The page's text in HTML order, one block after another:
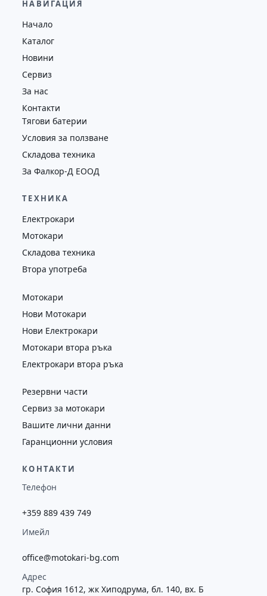
4352
НАВИГАЦИЯ
Начало
Каталог
Новини
Сервиз
За нас
Контакти
Тягови батерии
Условия за ползване
Складова техника
За Фалкор-Д ЕООД
ТЕХНИКА
Електрокари
Мотокари
Складова техника
Втора употреба
Мотокари
Нови Мотокари
Нови Електрокари
Мотокари втора ръка
Електрокари втора ръка
Резервни части
Сервиз за мотокари
Вашите лични данни
Гаранционни условия
КОНТАКТИ
Телефон
+359 889 439 749
Имейл
office@motokari-bg.com
Адрес
гр. София 1612, жк Хиподрума, бл. 140, вх. Б